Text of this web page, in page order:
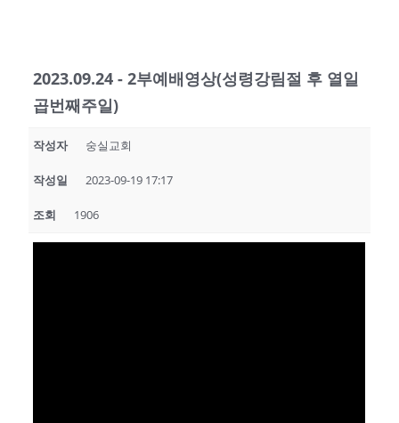
2023.09.24 - 2부예배영상(성령강림절 후 열일
곱번째주일)
작성자 숭실교회
작성일 2023-09-19 17:17
조회 1906